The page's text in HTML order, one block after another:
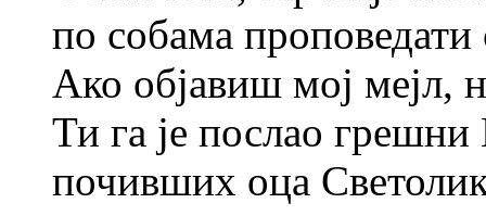
по собама проповедати
Ако објавиш мој мејл,
Ти га је послао
почивших оца